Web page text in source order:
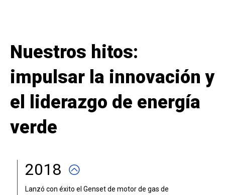
Nuestros hitos:
impulsar la innovación y
el liderazgo de energía
verde
2018
Lanzó con éxito el Genset de motor de gas de